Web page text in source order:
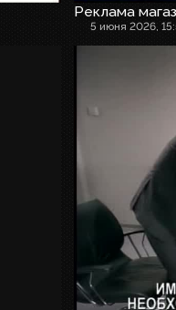
Реклама
5 июня 2026,